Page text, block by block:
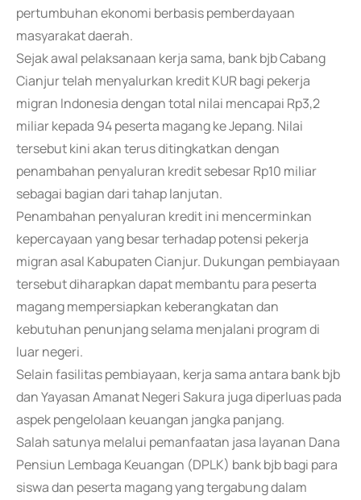
pertumbuhan ekonomi berbasis pemberdayaan
masyarakat daerah.
Sejak awal pelaksanaan kerja sama, bank bjb Cabang
Cianjur telah menyalurkan kredit KUR bagi pekerja
migran Indonesia dengan total nilai mencapai Rp3,2
miliar kepada 94 peserta magang ke Jepang. Nilai
tersebut kini akan terus ditingkatkan dengan
penambahan penyaluran kredit sebesar Rp10 miliar
sebagai bagian dari tahap lanjutan.
Penambahan penyaluran kredit ini mencerminkan
kepercayaan yang besar terhadap potensi pekerja
migran asal Kabupaten Cianjur. Dukungan pembiayaan
tersebut diharapkan dapat membantu para peserta
magang mempersiapkan keberangkatan dan
kebutuhan penunjang selama menjalani program di
luar negeri.
Selain fasilitas pembiayaan, kerja sama antara bank bjb
dan Yayasan Amanat Negeri Sakura juga diperluas pada
aspek pengelolaan keuangan jangka panjang.
Salah satunya melalui pemanfaatan jasa layanan Dana
Pensiun Lembaga Keuangan (DPLK) bank bjb bagi para
siswa dan peserta magang yang tergabung dalam